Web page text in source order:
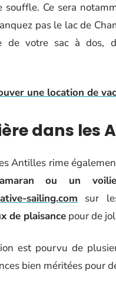
Ce sera
pas le lac de
de votre sac à dos,
une location de
dans les
Antilles rime
ou un
sailing.com sur
de plaisance pour de
est pourvu de
bien méritées pour